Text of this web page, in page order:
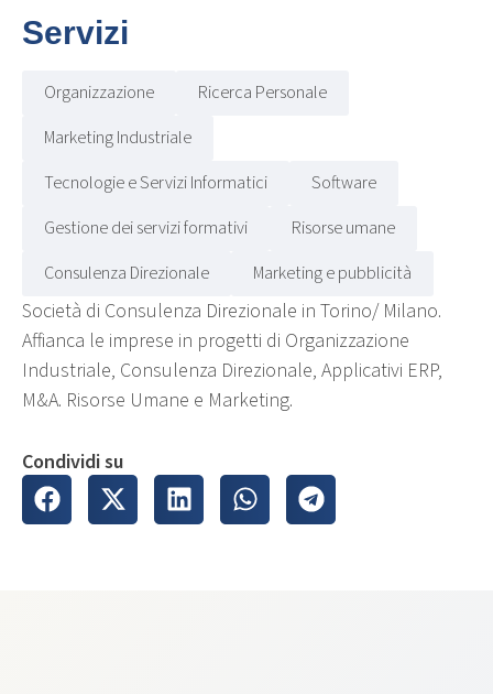
Servizi
Organizzazione
Ricerca Personale
Marketing Industriale
Tecnologie e Servizi Informatici
Software
Gestione dei servizi formativi
Risorse umane
Consulenza Direzionale
Marketing e pubblicità
Società di Consulenza Direzionale in Torino/ Milano.
Affianca le imprese in progetti di Organizzazione
Industriale, Consulenza Direzionale, Applicativi ERP,
M&A. Risorse Umane e Marketing.
Condividi su